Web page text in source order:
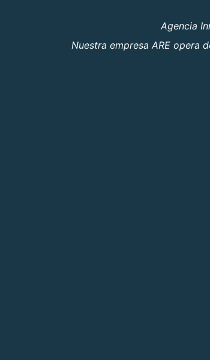
Agencia
Nuestra empresa ARE opera